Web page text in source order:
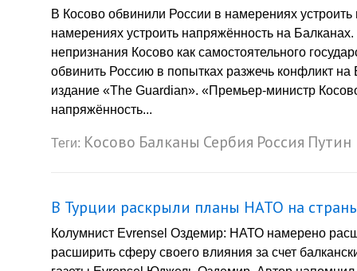
В Косово обвинили России в намерениях
намерениях устроить напряжённость на
непризнания Косово как самостоятельного
обвинить Россию в попытках разжечь конфликт
издание «The Guardian». «Премьер-министр
напряжённость...
Теги: Косово Балканы Сербия Россия Путин
В Турции раскрыли планы НАТО на
Колумнист Evrensel Оздемир: НАТО намерено
расширить сферу своего влияния за счет